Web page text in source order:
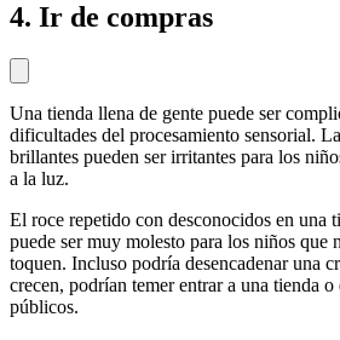
4. Ir de compras
Una tienda llena de gente puede ser
dificultades del procesamiento sensorial.
brillantes pueden ser irritantes para los
a la luz.
El roce repetido con desconocidos en una
puede ser muy molesto para los niños que
toquen. Incluso podría desencadenar una
crecen, podrían temer entrar a una tienda
públicos.